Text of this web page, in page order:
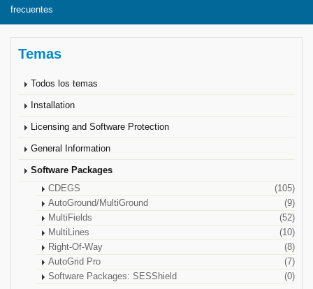
frecuentes
Temas
Todos los temas
Installation
Licensing and Software Protection
General Information
Software Packages
CDEGS
(105)
AutoGround/MultiGround
(9)
MultiFields
(52)
MultiLines
(10)
Right-Of-Way
(8)
AutoGrid Pro
(7)
Software Packages: SESShield
(0)